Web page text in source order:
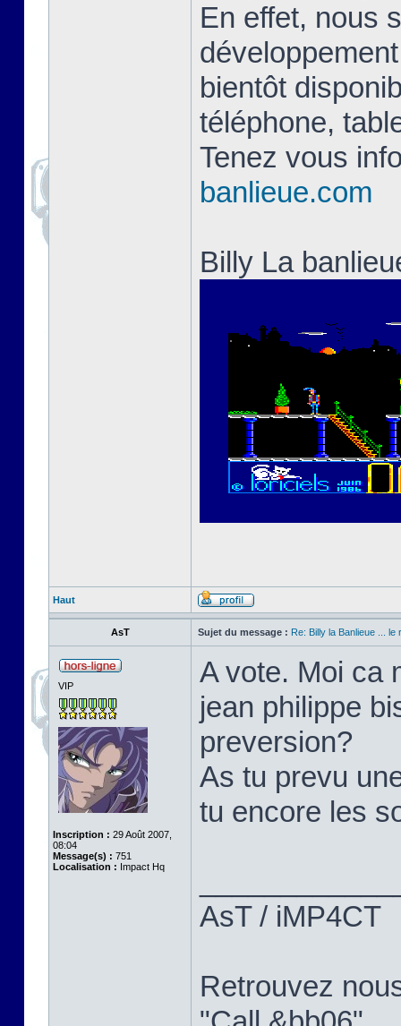
En effet, nous
bientôt
téléphone,
Tenez vous
banlieue.com
Billy La
Haut
AsT Sujet du message : Re: Billy la Banlieue ... le
VIP
Inscription : 29 Août 2007,
08:04
Message(s) : 751
Localisation : Impact Hq
A vote. Moi ca
jean philippe
preversion?
As tu prevu
tu encore les
AsT / iMP4CT
Retrouvez